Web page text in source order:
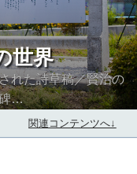
世界
れた詩草稿／賢治の
碑…
関連コンテンツへ↓